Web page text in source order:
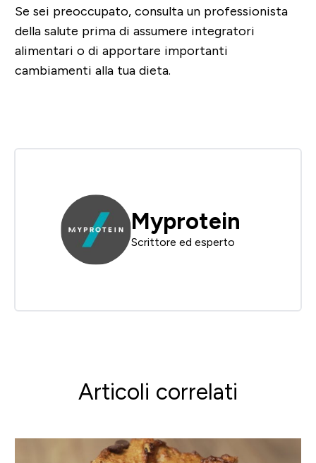
Se sei preoccupato, consulta un professionista
della salute prima di assumere integratori
alimentari o di apportare importanti
cambiamenti alla tua dieta.
Myprotein
Scrittore ed esperto
Articoli correlati